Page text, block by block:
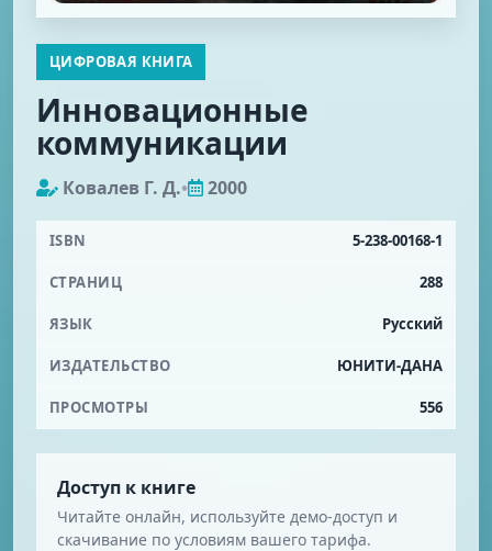
ЦИФРОВАЯ КНИГА
Инновационные
коммуникации
Ковалев Г. Д.• 2000
ISBN 5-238-00168-1
СТРАНИЦ 288
ЯЗЫК Русский
ИЗДАТЕЛЬСТВО ЮНИТИ-ДАНА
ПРОСМОТРЫ 556
Доступ к книге
Читайте онлайн, используйте демо-доступ и
скачивание по условиям вашего тарифа.